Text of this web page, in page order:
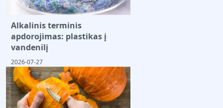
Alkalinis terminis
apdorojimas: plastikas į
vandenilį
2026-07-27